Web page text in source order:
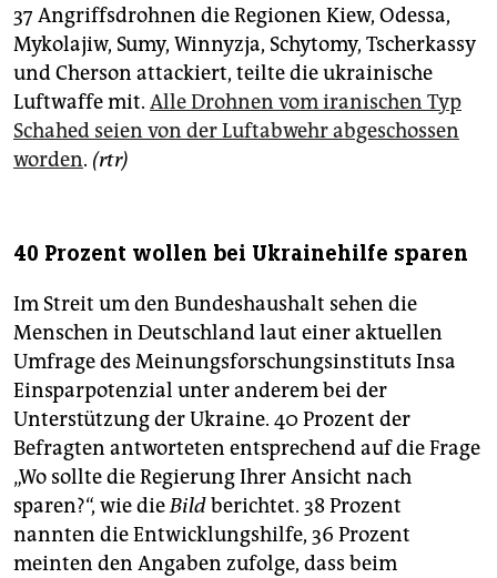
37 Angriffsdrohnen die Regionen Kiew, Odessa,
Mykolajiw, Sumy, Winnyzja, Schytomy, Tscherkassy
und Cherson attackiert, teilte die ukrainische
Luftwaffe mit. Alle Drohnen vom iranischen Typ
Schahed seien von der Luftabwehr abgeschossen
worden. (rtr)
40 Prozent wollen bei Ukrainehilfe sparen
Im Streit um den Bundeshaushalt sehen die
Menschen in Deutschland laut einer aktuellen
Umfrage des Meinungsforschungsinstituts Insa
Einsparpotenzial unter anderem bei der
Unterstützung der Ukraine. 40 Prozent der
Befragten antworteten entsprechend auf die Frage
„Wo sollte die Regierung Ihrer Ansicht nach
sparen?“, wie dieBildberichtet. 38 Prozent
nannten die Entwicklungshilfe, 36 Prozent
meinten den Angaben zufolge, dass beim